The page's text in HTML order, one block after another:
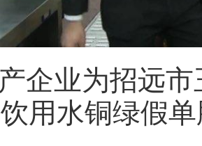
企业为招远
用水铜绿假